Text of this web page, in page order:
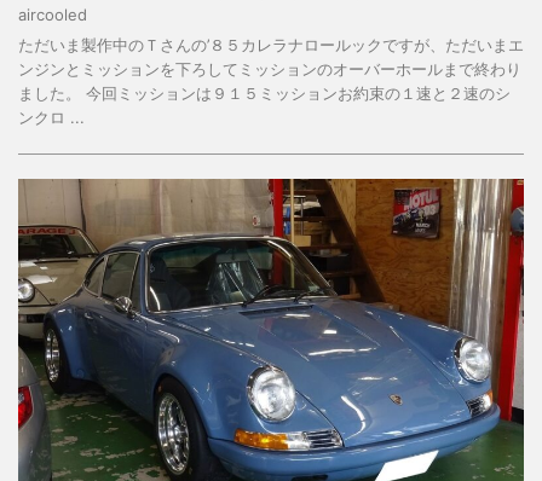
aircooled
ただいま製作中のＴさんの’８５カレラナロールックですが、ただいまエ
ンジンとミッションを下ろしてミッションのオーバーホールまで終わり
ました。 今回ミッションは９１５ミッションお約束の１速と２速のシ
ンクロ ...